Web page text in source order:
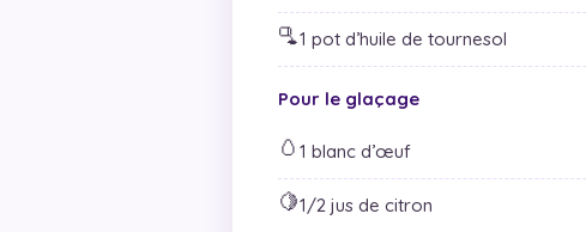
🫗1 pot d’huile de tournesol
Pour le glaçage
🥚 1 blanc d’œuf
🍋1/2 jus de citron